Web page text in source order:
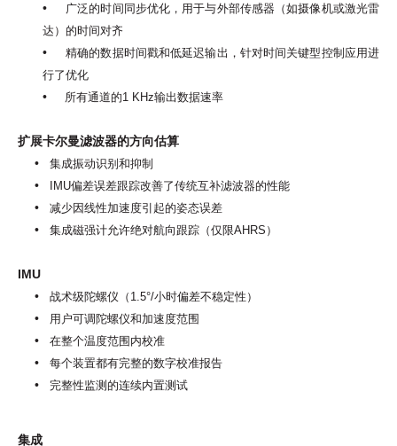
•
广泛的时间同步优化，用于与外部传感器（如摄像机或激光雷
达）的时间对齐
•
精确的数据时间戳和低延迟输出，针对时间关键型控制应用进
行了优化
• 所有通道的1 KHz输出数据速率
扩展卡尔曼滤波器的方向估算
•
集成振动识别和抑制
• IMU偏差误差跟踪改善了传统互补滤波器的性能
• 减少因线性加速度引起的姿态误差
• 集成磁强计允许绝对航向跟踪（仅限AHRS）
IMU
•
战术级陀螺仪（1.5°/小时偏差不稳定性）
• 用户可调陀螺仪和加速度范围
• 在整个温度范围内校准
• 每个装置都有完整的数字校准报告
• 完整性监测的连续内置测试
集成